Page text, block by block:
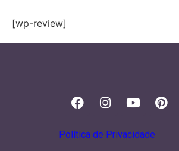
[wp-review]
Política de Privacidade